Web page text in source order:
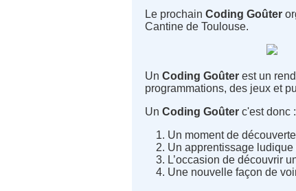
Le prochainCoding Goûter
Cantine de Toulouse.
UnCoding Goûter est un
programmations, des jeux et
UnCoding Goûter c'est donc :
Un moment de
Un apprentissage
L’occasion de découvrir
Une nouvelle façon de